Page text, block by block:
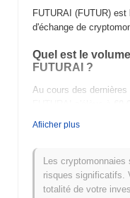
FUTURAI (FUTUR)
d'échange de
Quel est le
FUTURAI ?
Au cours des
Quel est
Plus Haut Historique
Plus Bas Historique
Afiicher plus
Les
risques significatifs.
totalité de votre